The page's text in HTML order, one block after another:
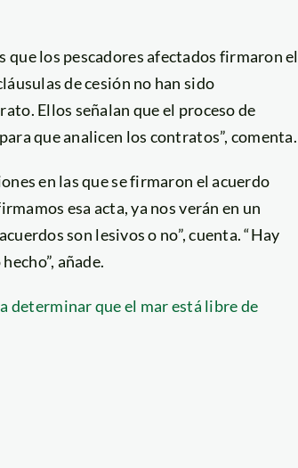
que los pescadores afectados firmaron el
de cesión no han sido
Ellos señalan que el proceso de
que analicen los contratos”, comenta.
en las que se firmaron el acuerdo
esa acta, ya nos verán en un
son lesivos o no”, cuenta. “Hay
añade.
determinar que el mar está libre de